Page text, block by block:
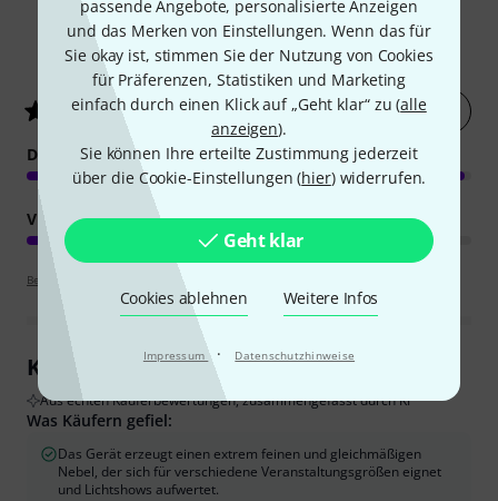
passende Angebote, personalisierte Anzeigen
und das Merken von Einstellungen. Wenn das für
Sie okay ist, stimmen Sie der Nutzung von Cookies
für Präferenzen, Statistiken und Marketing
einfach durch einen Klick auf „Geht klar“ zu (alle
anzeigen).
Sie können Ihre erteilte Zustimmung jederzeit
über die Cookie-Einstellungen (hier) widerrufen.
Geht klar
Cookies ablehnen Weitere Infos
Impressum · Datenschutzhinweise
114Kundenbewertungen
4.9/ 5 Jetzt bewerten
DUNSTMENGE
VERARBEITUNG
Bewertungsrichtlinien
Kundenrezensionen im Überblick
Aus echten Käuferbewertungen, zusammengefasst durch KI
Was Käufern gefiel:
Das Gerät erzeugt einen extrem feinen und gleichmäßigen
Nebel, der sich für verschiedene Veranstaltungsgrößen eignet
und Lichtshows aufwertet.